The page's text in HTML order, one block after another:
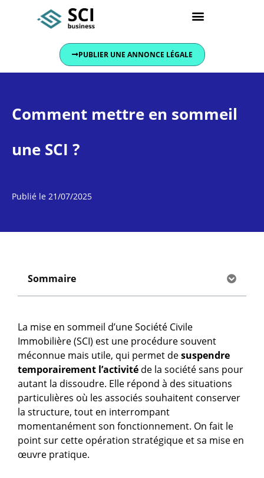
PUBLIER UNE ANNONCE LÉGALE
Comment mettre en sommeil
une SCI ?
Publié le 21/07/2025
Sommaire
La mise en sommeil d’une Société Civile
Immobilière (SCI) est une procédure souvent
méconnue mais utile, qui permet desuspendre
temporairement l’activité de la société sans pour
autant la dissoudre. Elle répond à des situations
particulières où les associés souhaitent conserver
la structure, tout en interrompant
momentanément son fonctionnement. On fait le
point sur cette opération stratégique et sa mise en
œuvre pratique.